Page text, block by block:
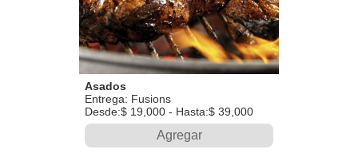
Asados
Entrega: Fusions
Desde:$ 19,000 - Hasta:$ 39,000
Agregar